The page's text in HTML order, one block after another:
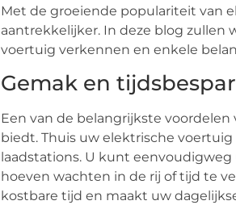
Met de groeiende populariteit van
aantrekkelijker. In deze blog zullen
voertuig verkennen en enkele
Gemak en
Een van de belangrijkste
biedt. Thuis uw elektrische
laadstations. U kunt
hoeven wachten in de rij of tijd te
kostbare tijd en maakt uw